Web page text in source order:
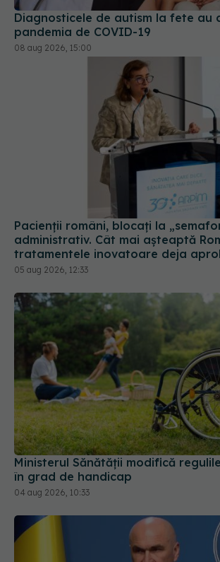
Diagnosticele de autism la fete au
pandemia de COVID-19
08 aug 2026, 15:00
Pacienții români, blocați la
administrativ. Cât mai așteaptă
tratamentele inovatoare deja
Europa
05 aug 2026, 12:33
Ministerul Sănătății modifică
în grad de handicap
04 aug 2026, 10:33